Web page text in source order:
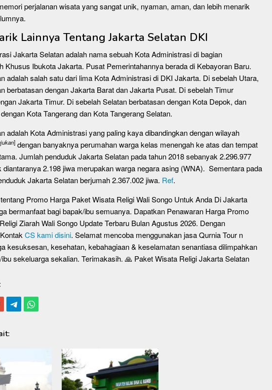
perjalanan wisata yang sangat unik, nyaman, aman, dan lebih menarik
Lainnya Tentang Jakarta Selatan DKI
Jakarta Selatan adalah nama sebuah Kota Administrasi di bagian
Khusus Ibukota Jakarta. Pusat Pemerintahannya berada di Kebayoran Baru.
adalah salah satu dari lima Kota Administrasi di DKI Jakarta. Di sebelah Utara,
berbatasan dengan Jakarta Barat dan Jakarta Pusat. Di sebelah Timur
Jakarta Timur. Di sebelah Selatan berbatasan dengan Kota Depok, dan
Kota Tangerang dan Kota Tangerang Selatan.
adalah Kota Administrasi yang paling kaya dibandingkan dengan wilayah
] dengan banyaknya perumahan warga kelas menengah ke atas dan tempat
Jumlah penduduk Jakarta Selatan pada tahun 2018 sebanyak 2.296.977
diantaranya 2.198 jiwa merupakan warga negara asing (WNA). Sementara pada
Jakarta Selatan berjumah 2.367.002 jiwa. Ref.
Promo Harga Paket Wisata Religi Wali Songo Untuk Anda Di Jakarta
bermanfaat bagi bapak/ibu semuanya. Dapatkan Penawaran Harga Promo
Ziarah Wali Songo Update Terbaru Bulan Agustus 2026. Dengan
CS kami disini. Selamat mencoba menggunakan jasa Qurnia Tour n
kesuksesan, kesehatan, kebahagiaan & keselamatan senantiasa dilimpahkan
sekeluarga sekalian. Terimakasih. 🙏 Paket Wisata Religi Jakarta Selatan